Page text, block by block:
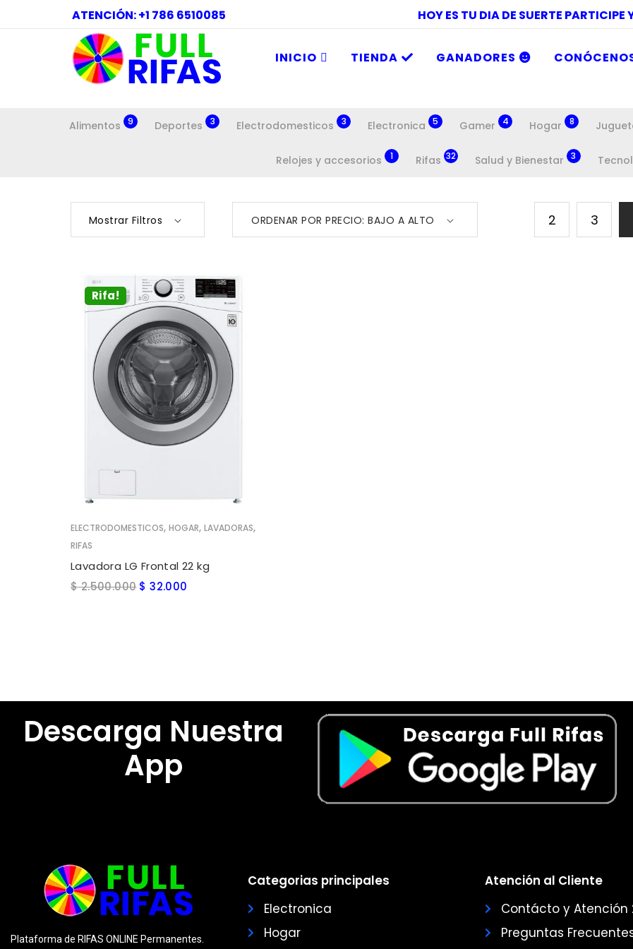
ATENCIÓN: +1 786 6510085 HOY ES TU DIA DE SUERTE PARTICIPE
INICIO TIENDA GANADORES
Alimentos 9 Deportes 3 Electrodomesticos 3 Electronica 5 Gamer 4 Hogar 8
Relojes y accesorios 1 Rifas 32 Salud y Bienestar 3
Mostrar Filtros ORDENAR POR PRECIO: BAJO A ALTO 2 3
Rifa!
ELECTRODOMESTICOS, HOGAR, LAVADORAS,
RIFAS
Lavadora LG Frontal 22 kg
$2.500.000 $ 32.000
Descarga Nuestra
App
Plataforma de RIFAS ONLINE Permanentes.
Categorias principales
Electronica
Hogar
Atención al Cliente
Contácto y Atención
Preguntas